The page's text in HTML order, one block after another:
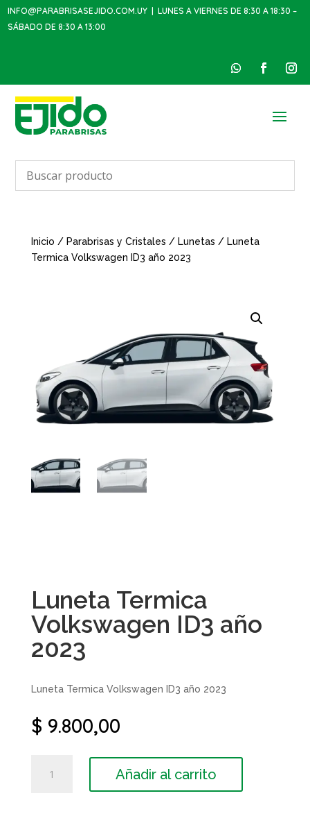
INFO@PARABRISASEJIDO.COM.UY | LUNES A VIERNES DE 8:30 A 18:30 –
SÁBADO DE 8:30 A 13:00
Inicio / Parabrisas y Cristales / Lunetas / Luneta
Termica Volkswagen ID3 año 2023
Luneta Termica
Volkswagen ID3 año
2023
Luneta Termica Volkswagen ID3 año 2023
$ 9.800,00
Termica
Añadir al carrito